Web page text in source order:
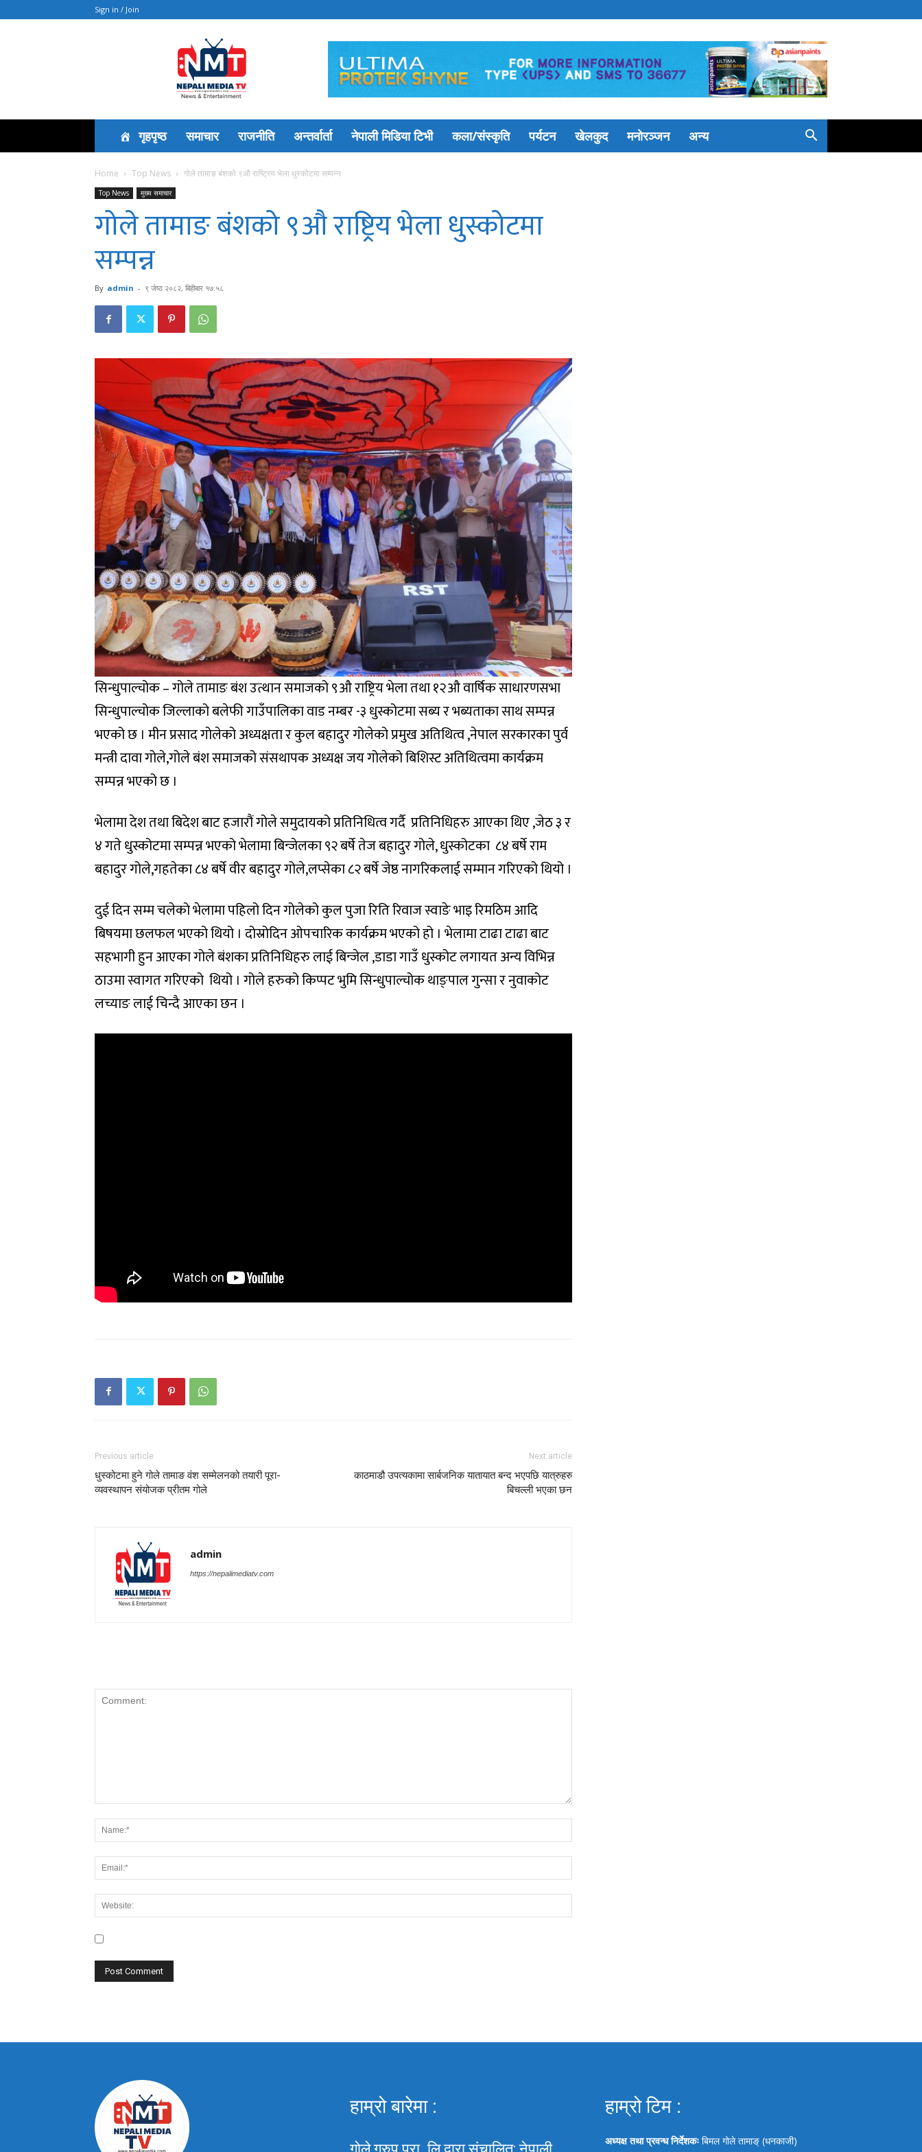
Sign in / Join
गृहपृष्ठ समाचार राजनीति अन्तर्वार्ता नेपाली मिडिया टिभी कला/संस्कृति पर्यटन खेलकुद मनोरञ्जन अन्य
Home Top News गोले तामाङ बंशको ९औ राष्ट्रिय भेला धुस्कोटमा सम्पन्न
Top News मुख्य समाचार
गोले तामाङ बंशको ९औ राष्ट्रिय भेला धुस्कोटमा
सम्पन्न
By admin - ९ जेष्ठ २०८२, बिहीबार १७:५८
सिन्धुपाल्चोक – गोले तामाङ बंश उत्थान समाजको ९औ राष्ट्रिय भेला तथा १२औ वार्षिक साधारणसभा
सिन्धुपाल्चोक जिल्लाको बलेफी गाउँपालिका वाड नम्बर -३ धुस्कोटमा सब्य र भब्यताका साथ सम्पन्न
भएको छ । मीन प्रसाद गोलेको अध्यक्षता र कुल बहादुर गोलेको प्रमुख अतिथित्व ,नेपाल सरकारका पुर्व
मन्त्री दावा गोले,गोले बंश समाजको संसथापक अध्यक्ष जय गोलेको बिशिस्ट अतिथित्वमा कार्यक्रम
सम्पन्न भएको छ ।
भेलामा देश तथा बिदेश बाट हजारौं गोले समुदायको प्रतिनिधित्व गर्दै प्रतिनिधिहरु आएका थिए ,जेठ ३ र
४ गते धुस्कोटमा सम्पन्न भएको भेलामा बिन्जेलका ९२ बर्षे तेज बहादुर गोले, धुस्कोटका ८४ बर्षे राम
बहादुर गोले,गहतेका ८४ बर्षे वीर बहादुर गोले,लप्सेका ८२ बर्षे जेष्ठ नागरिकलाई सम्मान गरिएको थियो ।
दुई दिन सम्म चलेको भेलामा पहिलो दिन गोलेको कुल पुजा रिति रिवाज स्वाङे भाइ रिमठिम आदि
बिषयमा छलफल भएको थियो । दोस्रोदिन ओपचारिक कार्यक्रम भएको हो । भेलामा टाढा टाढा बाट
सहभागी हुन आएका गोले बंशका प्रतिनिधिहरु लाई बिन्जेल ,डाडा गाउँ धुस्कोट लगायत अन्य विभिन्न
ठाउमा स्वागत गरिएको थियो । गोले हरुको किप्पट भुमि सिन्धुपाल्चोक थाङ्पाल गुन्सा र नुवाकोट
लच्याङ लाई चिन्दै आएका छन ।
Previous article
धुस्कोटमा हुने गोले तामाङ वंश सम्मेलनको तयारी पूरा-
व्यवस्थापन संयोजक प्रीतम गोले
Next article
काठमाडौ उपत्यकामा सार्बजनिक यातायात बन्द भएपछि यात्रुहरु
बिचल्ली भएका छन
admin
https://nepalimediatv.com
हाम्रो बारेमा : हाम्रो टिम :
अध्यक्ष तथा प्रवन्ध निर्देशकः बिमल गोले तामाङ् (धनकाजी)